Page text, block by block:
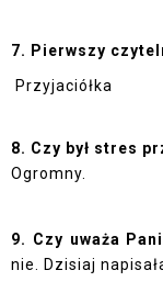
7. Pierwszy
Przyjaciółka
8. Czy był stres
Ogromny.
9. Czy uważa
nie. Dzisiaj